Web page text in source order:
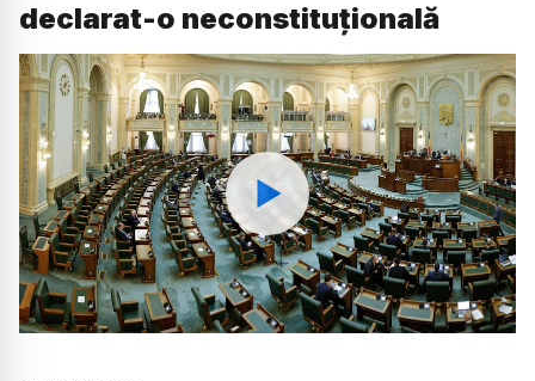
declarat-o neconstituțională
Watch